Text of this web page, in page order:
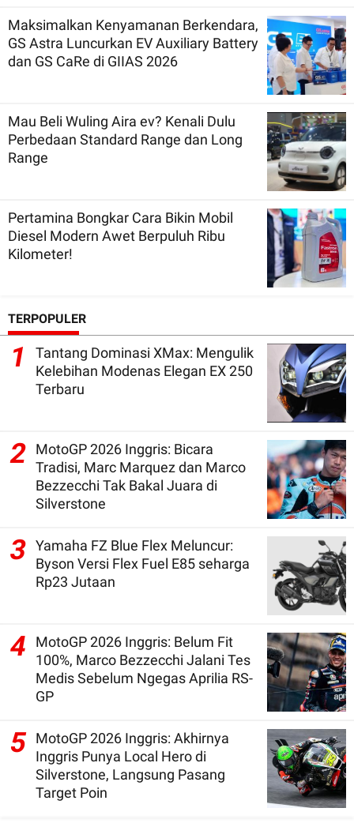
Maksimalkan Kenyamanan Berkendara,
GS Astra Luncurkan EV Auxiliary Battery
dan GS CaRe di GIIAS 2026
Mau Beli Wuling Aira ev? Kenali Dulu
Perbedaan Standard Range dan Long
Range
Pertamina Bongkar Cara Bikin Mobil
Diesel Modern Awet Berpuluh Ribu
Kilometer!
TERPOPULER
1
Tantang Dominasi XMax: Mengulik
Kelebihan Modenas Elegan EX 250
Terbaru
2
MotoGP 2026 Inggris: Bicara
Tradisi, Marc Marquez dan Marco
Bezzecchi Tak Bakal Juara di
Silverstone
3 Yamaha FZ Blue Flex Meluncur:
Byson Versi Flex Fuel E85 seharga
Rp23 Jutaan
4
MotoGP 2026 Inggris: Belum Fit
100%, Marco Bezzecchi Jalani Tes
Medis Sebelum Ngegas Aprilia RS-
GP
5 MotoGP 2026 Inggris: Akhirnya
Inggris Punya Local Hero di
Silverstone, Langsung Pasang
Target Poin